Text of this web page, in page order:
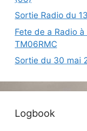
Sortie Radio du
Fete de a Radio
TM06RMC
Sortie du 30 mai
Logbook